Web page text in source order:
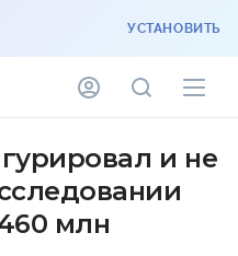
УСТАНОВИТЬ
и не
млн